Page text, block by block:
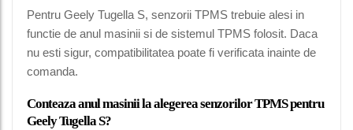
Pentru Geely Tugella S, senzorii TPMS trebuie alesi in
functie de anul masinii si de sistemul TPMS folosit. Daca
nu esti sigur, compatibilitatea poate fi verificata inainte de
comanda.
Conteaza anul masinii la alegerea senzorilor TPMS pentru
Geely Tugella S?